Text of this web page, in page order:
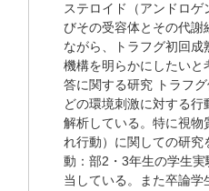
ステロイド（アンドロゲ
びその受容体とその代謝
ながら、トラフグ初回成
機構を明らかにしたい
答に関する研究 トラフ
どの環境刺激に対する
解析している。特に視
れ行動）に関しての研究
動：部2・3年生の学生
当している。また卒論